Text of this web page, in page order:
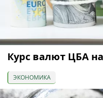
Курс валют ЦБА
ЭКОНОМИКА